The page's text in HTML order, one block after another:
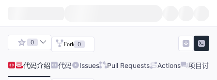
0 Fork 0
代码介绍 代码 Issues Pull Requests Actions 项目讨论